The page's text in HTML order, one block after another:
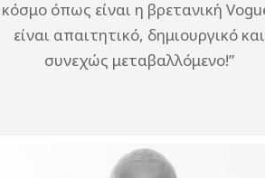
κόσμο όπως είναι η βρετανική
είναι απαιτητικό, δημιουργικό και
συνεχώς μεταβαλλόμενο!”